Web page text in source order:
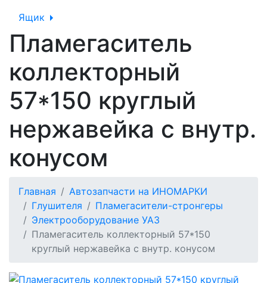
Ящик
Пламегаситель
коллекторный
57*150 круглый
нержавейка с внутр.
конусом
Главная
Автозапчасти на ИНОМАРКИ
Глушителя
Пламегасители-стронгеры
Электрооборудование УАЗ
Пламегаситель коллекторный 57*150
круглый нержавейка с внутр. конусом